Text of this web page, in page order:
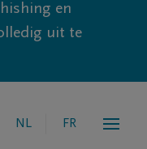
en
uit te
NL FR